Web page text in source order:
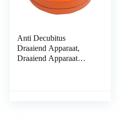
Anti Decubitus
Draaiend Apparaat,
Draaiend Apparaat